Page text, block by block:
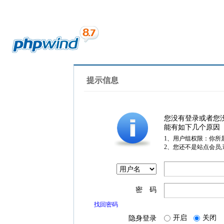
提示信息
您没有登录或者您
能有如下几个原因
1、用户组权限：你所
2、您还不是站点会员
密 码
找回密码
隐身登录 开启 关闭